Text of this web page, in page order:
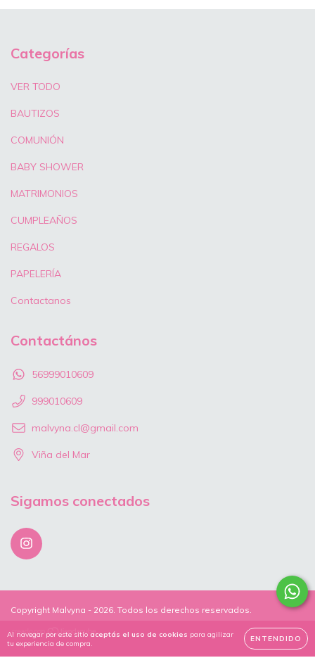
Al navegar por este sitio aceptás el uso de cookies para agilizar
tu experiencia de compra.
ENTENDIDO
Categorías
VER TODO
BAUTIZOS
COMUNIÓN
BABY SHOWER
MATRIMONIOS
CUMPLEAÑOS
REGALOS
PAPELERÍA
Contactanos
Contactános
56999010609
999010609
malvyna.cl@gmail.com
Viña del Mar
Sigamos conectados
Copyright Malvyna - 2026. Todos los derechos reservados.